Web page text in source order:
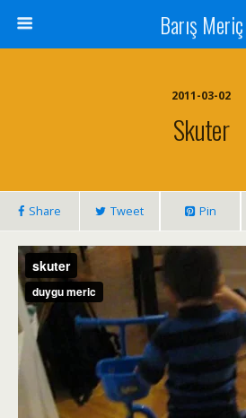
Barış Meriç
2011-03-02
Skuter
Share Tweet Pin